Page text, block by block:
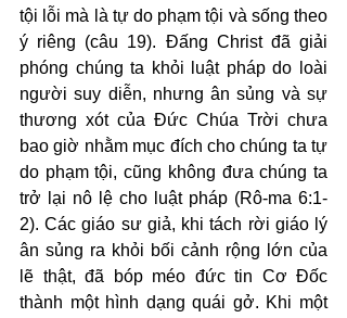
tội lỗi mà là tự do phạm tội và sống theo
ý riêng (câu 19). Đấng Christ đã giải
phóng chúng ta khỏi luật pháp do loài
người suy diễn, nhưng ân sủng và sự
thương xót của Đức Chúa Trời chưa
bao giờ nhằm mục đích cho chúng ta tự
do phạm tội, cũng không đưa chúng ta
trở lại nô lệ cho luật pháp (Rô-ma 6:1-
2). Các giáo sư giả, khi tách rời giáo lý
ân sủng ra khỏi bối cảnh rộng lớn của
lẽ thật, đã bóp méo đức tin Cơ Đốc
thành một hình dạng quái gở. Khi một